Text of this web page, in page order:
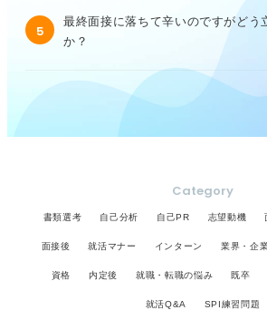
5
最終面接に落ちて辛いのですがどう
か？
Category
書類選考 自己分析 自己PR 志望動機
面接後 就活マナー インターン 業界・企
資格 内定後 就職・転職の悩み 既卒
就活Q&A SPI練習問題